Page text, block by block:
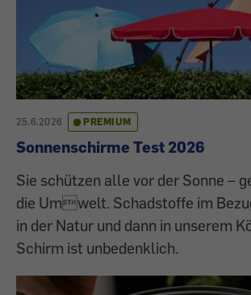
25.6.2026 PREMIUM
Sonnenschirme Test 2026
Sie schützen alle vor der Sonne –
die Umwelt. Schadstoffe im
in der Natur und dann in unserem
Schirm ist unbedenklich.